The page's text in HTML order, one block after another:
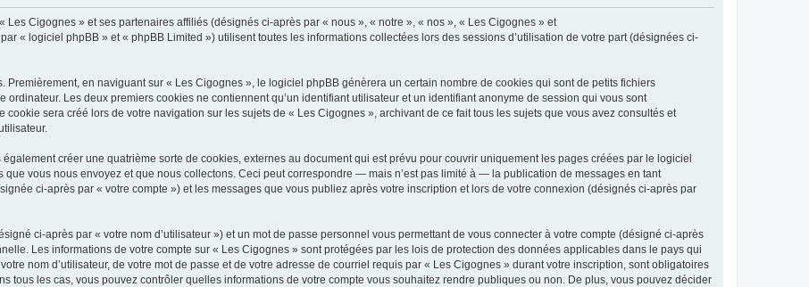
Cigognes » et ses partenaires affiliés (désignés ci-après par « nous », « notre », « nos », « Les Cigognes » et
« logiciel phpBB » et « phpBB Limited ») utilisent toutes les informations collectées lors des sessions d’utilisation de votre part (désignées ci-
Premièrement, en naviguant sur « Les Cigognes », le logiciel phpBB génèrera un certain nombre de cookies qui sont de petits fichiers
Les deux premiers cookies ne contiennent qu’un identifiant utilisateur et un identifiant anonyme de session qui vous sont
sera créé lors de votre navigation sur les sujets de « Les Cigognes », archivant de ce fait tous les sujets que vous avez consultés et
créer une quatrième sorte de cookies, externes au document qui est prévu pour couvrir uniquement les pages créées par le logiciel
vous nous envoyez et que nous collectons. Ceci peut correspondre — mais n’est pas limité à — la publication de messages en tant
ci-après par « votre compte ») et les messages que vous publiez après votre inscription et lors de votre connexion (désignés ci-après par
ci-après par « votre nom d’utilisateur ») et un mot de passe personnel vous permettant de vous connecter à votre compte (désigné ci-après
Les informations de votre compte sur « Les Cigognes » sont protégées par les lois de protection des données applicables dans le pays qui
nom d’utilisateur, de votre mot de passe et de votre adresse de courriel requis par « Les Cigognes » durant votre inscription, sont obligatoires
tous les cas, vous pouvez contrôler quelles informations de votre compte vous souhaitez rendre publiques ou non. De plus, vous pouvez décider